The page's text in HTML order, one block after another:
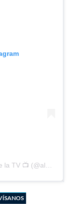
Una publicación compartida por Amante de la TV 📺 (@alguien_te_observa)